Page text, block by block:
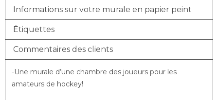
Informations sur votre murale en papier peint
Étiquettes
Commentaires des clients
-Une murale d’une chambre des joueurs pour les
amateurs de hockey!